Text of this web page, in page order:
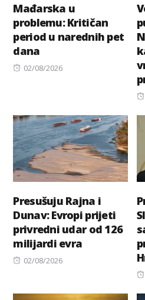
Mađarska u
problemu: Kritičan
period u narednih pet
dana
Posted
02/08/2026
Presušuju Rajna i
Dunav: Evropi prijeti
privredni udar od 126
milijardi evra
Posted
02/08/2026